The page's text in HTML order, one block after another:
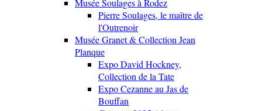
Musée Soulages à Rodez
Pierre Soulages, le maître de
l'Outrenoir
Musée Granet & Collection Jean
Planque
Expo David Hockney,
Collection de la Tate
Expo Cezanne au Jas de
Bouffan